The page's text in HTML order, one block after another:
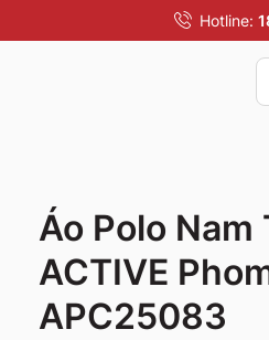
Hotline:
Áo Polo Nam
ACTIVE
APC25083